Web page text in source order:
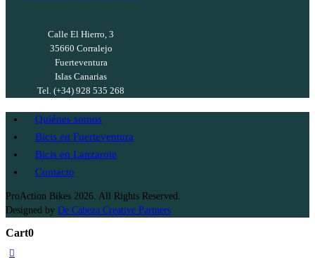
Calle El Hierro, 3
35660 Corralejo
Fuerteventura
Islas Canarias
Tel. (+34) 928 535 268
Quiénes somos
Bicis en Fuerteventura
Bicis en Lanzarote
Contacto
ProAction Bikes 2026. All Rights Reserved.
Designed by De Cabeza Creative Partners
Cart0